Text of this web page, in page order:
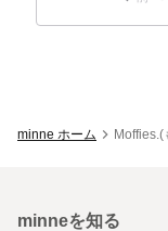
minne ホーム Moffies.(
minneを知る